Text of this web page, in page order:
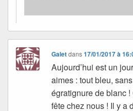
Galetdans17/01/2017 à
Aujourd’hui est un
aimes : tout bleu,
égratignure de blanc !
fête chez nous ! Il y a